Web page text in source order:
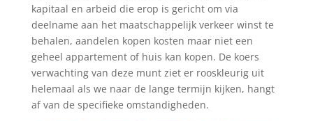
kapitaal en arbeid die erop is gericht om via
deelname aan het maatschappelijk verkeer winst te
behalen, aandelen kopen kosten maar niet een
geheel appartement of huis kan kopen. De koers
verwachting van deze munt ziet er rooskleurig uit
helemaal als we naar de lange termijn kijken, hangt
af van de specifieke omstandigheden.